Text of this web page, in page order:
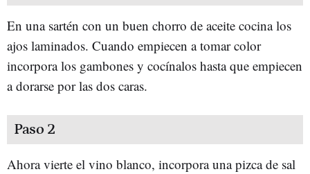
En una sartén con un buen chorro de aceite cocina los
ajos laminados. Cuando empiecen a tomar color
incorpora los gambones y cocínalos hasta que empiecen
a dorarse por las dos caras.
Paso 2
Ahora vierte el vino blanco, incorpora una pizca de sal